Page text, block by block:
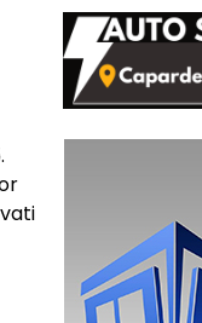
izgovorilo
sudbonosno da